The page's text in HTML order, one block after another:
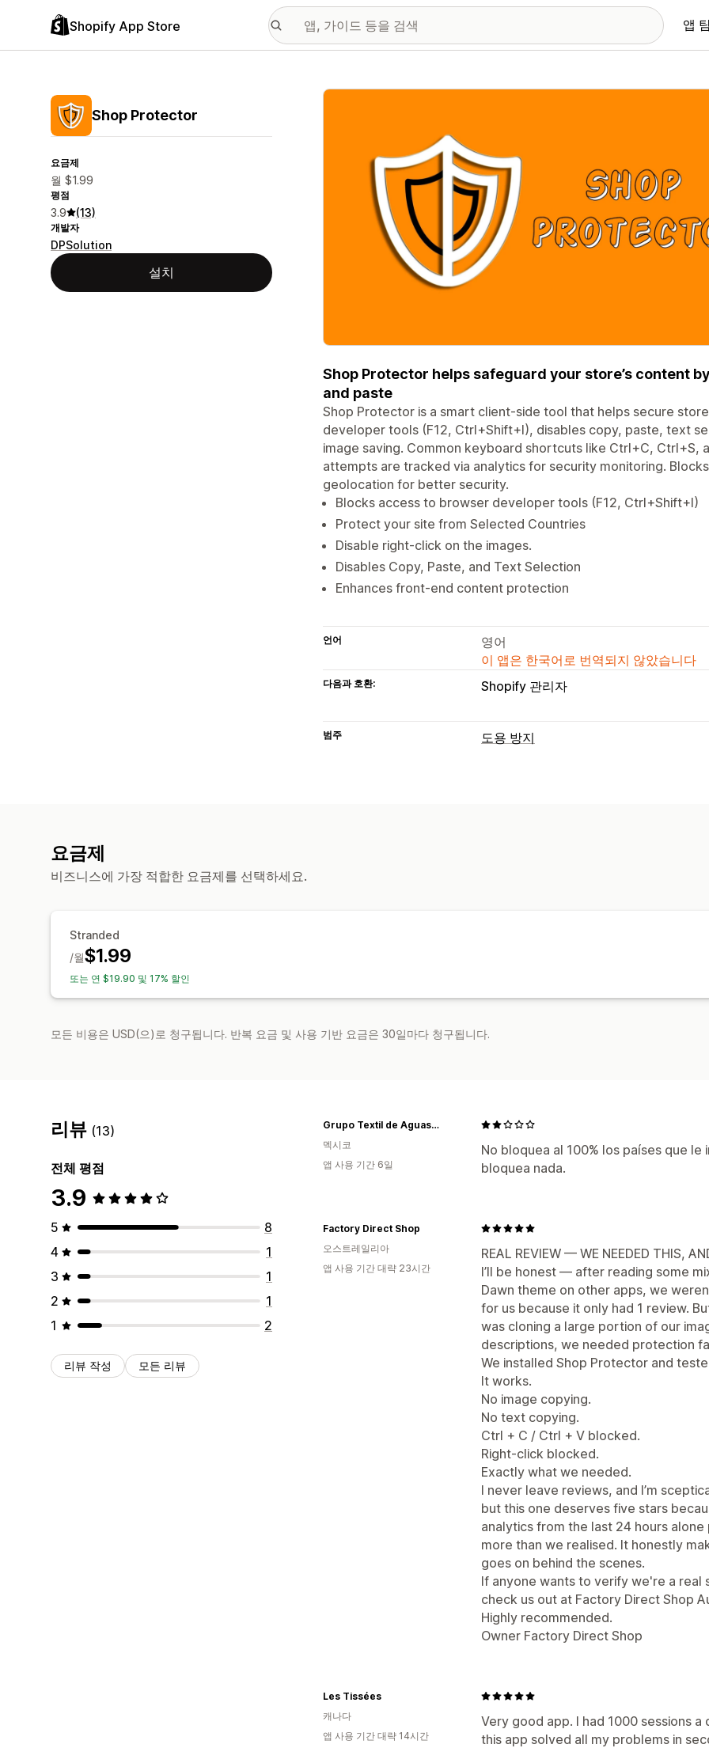
Shopify App Store 앱
Shop Protector
요금제
월 $1.99
평점
3.9 (13)
개발자
DPSolution
설치
추천 이미지 갤러리
Shop Protector helps safeguard your store’s content
and paste
Shop Protector is a smart client-side tool that helps secure
developer tools (F12, Ctrl+Shift+I), disables copy, paste, text
image saving. Common keyboard shortcuts like Ctrl+C, Ctrl+S,
attempts are tracked via analytics for security monitoring.
geolocation for better security.
Blocks access to browser developer tools (F12, Ctrl+Shift+I)
Protect your site from Selected Countries
Disable right-click on the images.
Disables Copy, Paste, and Text Selection
Enhances front-end content protection
언어
영어
이 앱은 한국어로 번역되지 않았습니다
다음과 호환: Shopify 관리자
범주 도용 방지
요금제
비즈니스에 가장 적합한 요금제를 선택하세요.
Stranded
$1.99
/월
또는 연 $19.90 및 17% 할인
모든 비용은 USD(으)로 청구됩니다. 반복 요금 및 사용 기반 요금은 30일마다 청구됩니다.
리뷰 (13)
전체 평점
3.9
5
8
4
1
3
1
2
1
1
2
리뷰 작성 모든 리뷰
No bloquea al 100% los países que le
bloquea nada.
Grupo Textil de Aguascalientes
멕시코
앱 사용 기간 6일
REAL REVIEW — WE NEEDED THIS,
I’ll be honest — after reading some
Dawn theme on other apps, we
for us because it only had 1 review.
was cloning a large portion of our
descriptions, we needed protection
We installed Shop Protector and
It works.
No image copying.
No text copying.
Ctrl + C / Ctrl + V blocked.
Right-click blocked.
Exactly what we needed.
I never leave reviews, and I’m
but this one deserves five stars
analytics from the last 24 hours
more than we realised. It honestly
goes on behind the scenes.
If anyone wants to verify we're a real
check us out at Factory Direct Shop
Highly recommended.
Owner Factory Direct Shop
Factory Direct Shop
오스트레일리아
앱 사용 기간 대략 23시간
Very good app. I had 1000 sessions
this app solved all my problems in
Les Tissées
캐나다
앱 사용 기간 대략 14시간